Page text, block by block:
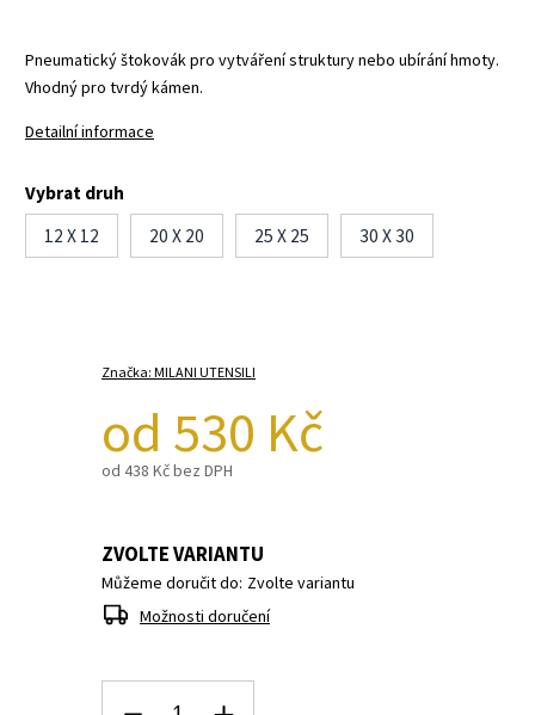
Pneumatický štokovák pro vytváření struktury nebo ubírání hmoty.
Vhodný pro tvrdý kámen.
Detailní informace
Vybrat druh
12 X 12
20 X 20 25 X 25 30 X 30
Značka: MILANI UTENSILI
od 530 Kč
od 438 Kčbez DPH
ZVOLTE VARIANTU
Můžeme doručit do: Zvolte variantu
Možnosti doručení